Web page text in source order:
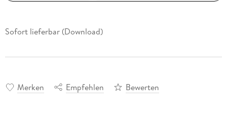
Sofort lieferbar (Download)
Merken Empfehlen Bewerten